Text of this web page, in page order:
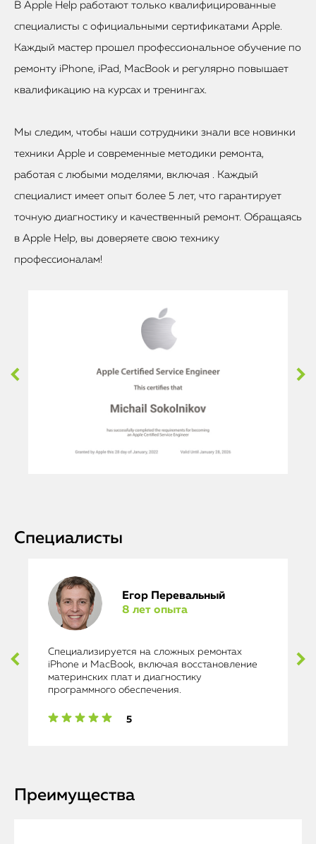
В Apple Help работают только квалифицированные
специалисты с официальными сертификатами Apple.
Каждый мастер прошел профессиональное обучение по
ремонту iPhone, iPad, MacBook и регулярно повышает
квалификацию на курсах и тренингах.
Мы следим, чтобы наши сотрудники знали все новинки
техники Apple и современные методики ремонта,
работая с любыми моделями, включая . Каждый
специалист имеет опыт более 5 лет, что гарантирует
точную диагностику и качественный ремонт. Обращаясь
в Apple Help, вы доверяете свою технику
профессионалам!
Специалисты
Егор Перевальный
8 лет опыта
Специализируется на сложных ремонтах
iPhone и MacBook, включая восстановление
материнских плат и диагностику
программного обеспечения.
5
Преимущества